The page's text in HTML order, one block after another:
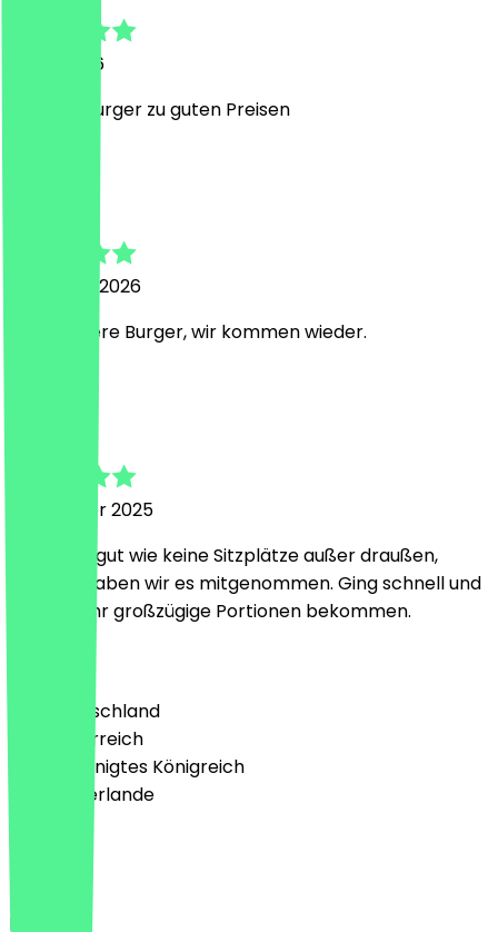
6. Mai 2026
Leckere Burger zu guten Preisen
18. Januar 2026
Sehr leckere Burger, wir kommen wieder.
19. Oktober 2025
Es gibt so gut wie keine Sitzplätze außer draußen,
deshalb haben wir es mitgenommen. Ging schnell und
haben sehr großzügige Portionen bekommen.
🇩🇪 Deutschland
🇦🇹 Österreich
🇬🇧 Vereinigtes Königreich
🇳🇱 Niederlande
Sprache
Deutsch
English